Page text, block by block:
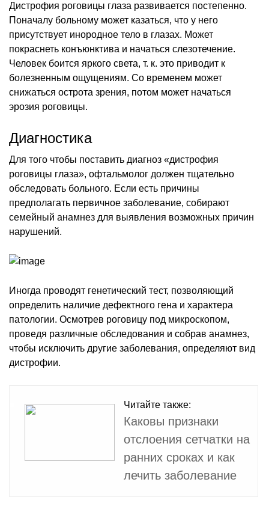
Дистрофия роговицы глаза развивается постепенно.
Поначалу больному может казаться, что у него
присутствует инородное тело в глазах. Может
покраснеть конъюнктива и начаться слезотечение.
Человек боится яркого света, т. к. это приводит к
болезненным ощущениям. Со временем может
снижаться острота зрения, потом может начаться
эрозия роговицы.
Диагностика
Для того чтобы поставить диагноз «дистрофия
роговицы глаза», офтальмолог должен тщательно
обследовать больного. Если есть причины
предполагать первичное заболевание, собирают
семейный анамнез для выявления возможных причин
нарушений.
Иногда проводят генетический тест, позволяющий
определить наличие дефектного гена и характера
патологии. Осмотрев роговицу под микроскопом,
проведя различные обследования и собрав анамнез,
чтобы исключить другие заболевания, определяют вид
дистрофии.
Читайте также:
Каковы признаки
отслоения сетчатки на
ранних сроках и как
лечить заболевание